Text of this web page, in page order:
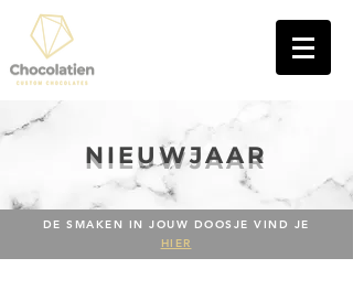
NIEUWJAAR
DE SMAKEN IN JOUW DOOSJE VIND JE
HIER